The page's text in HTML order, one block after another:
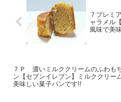
７プレミ
ャラメル
風味で美
７Ｐ 濃いミルククリームのふわも
ン【セブンイレブン】ミルククリー
美味しい菓子パンです!!